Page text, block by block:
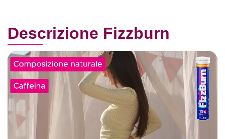
Descrizione Fizzburn